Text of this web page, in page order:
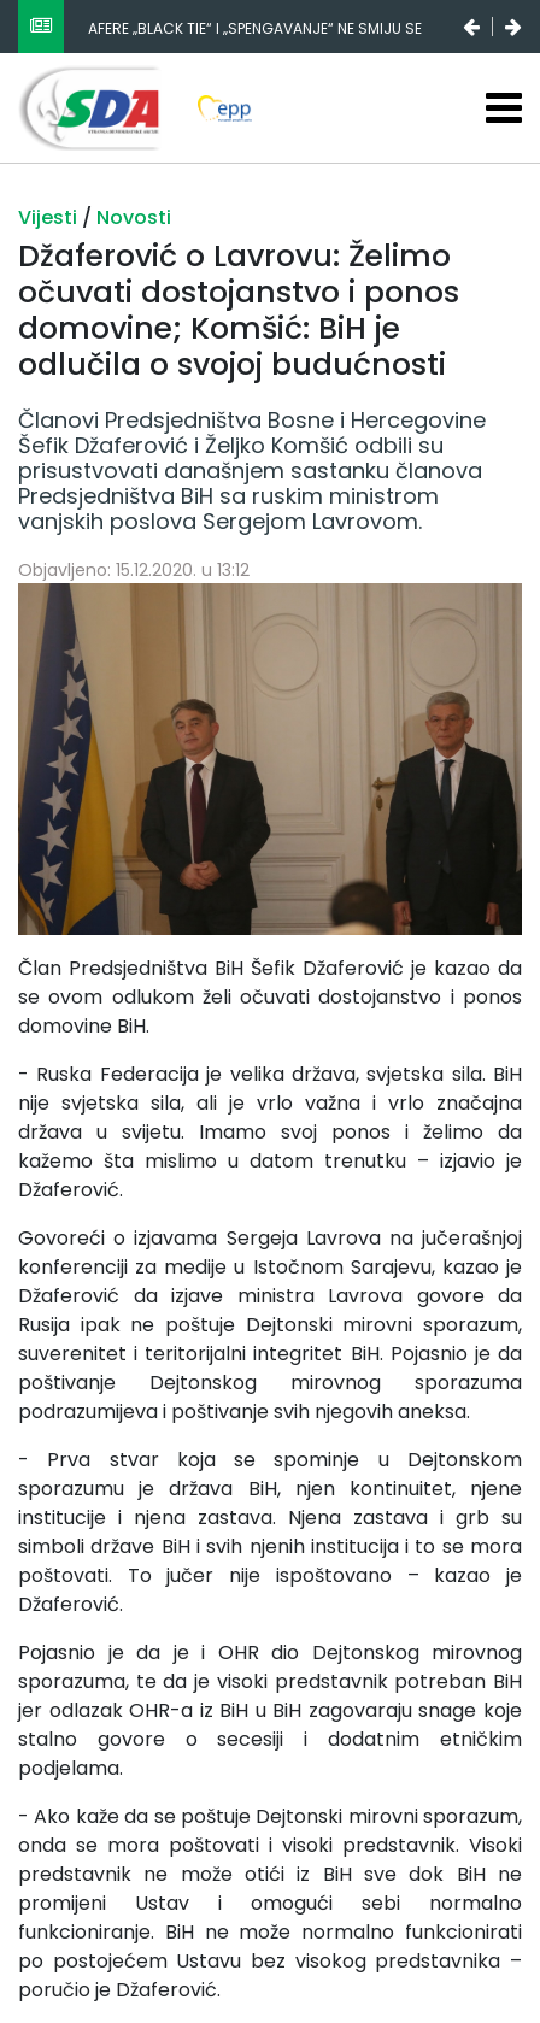
AFERE „BLACK TIE“ I „SPENGAVANJE“ NE SMIJU SE
ZATAŠKATI
Vijesti / Novosti
Džaferović o Lavrovu: Želimo
očuvati dostojanstvo i ponos
domovine; Komšić: BiH je
odlučila o svojoj budućnosti
Članovi Predsjedništva Bosne i Hercegovine
Šefik Džaferović i Željko Komšić odbili su
prisustvovati današnjem sastanku članova
Predsjedništva BiH sa ruskim ministrom
vanjskih poslova Sergejom Lavrovom.
Objavljeno: 15.12.2020. u 13:12
Član Predsjedništva BiH Šefik Džaferović je kazao da
se ovom odlukom želi očuvati dostojanstvo i ponos
domovine BiH.
- Ruska Federacija je velika država, svjetska sila. BiH
nije svjetska sila, ali je vrlo važna i vrlo značajna
država u svijetu. Imamo svoj ponos i želimo da
kažemo šta mislimo u datom trenutku – izjavio je
Džaferović.
Govoreći o izjavama Sergeja Lavrova na jučerašnjoj
konferenciji za medije u Istočnom Sarajevu, kazao je
Džaferović da izjave ministra Lavrova govore da
Rusija ipak ne poštuje Dejtonski mirovni sporazum,
suverenitet i teritorijalni integritet BiH. Pojasnio je da
poštivanje Dejtonskog mirovnog sporazuma
podrazumijeva i poštivanje svih njegovih aneksa.
- Prva stvar koja se spominje u Dejtonskom
sporazumu je država BiH, njen kontinuitet, njene
institucije i njena zastava. Njena zastava i grb su
simboli države BiH i svih njenih institucija i to se mora
poštovati. To jučer nije ispoštovano – kazao je
Džaferović.
Pojasnio je da je i OHR dio Dejtonskog mirovnog
sporazuma, te da je visoki predstavnik potreban BiH
jer odlazak OHR-a iz BiH u BiH zagovaraju snage koje
stalno govore o secesiji i dodatnim etničkim
podjelama.
- Ako kaže da se poštuje Dejtonski mirovni sporazum,
onda se mora poštovati i visoki predstavnik. Visoki
predstavnik ne može otići iz BiH sve dok BiH ne
promijeni Ustav i omogući sebi normalno
funkcioniranje. BiH ne može normalno funkcionirati
po postojećem Ustavu bez visokog predstavnika –
poručio je Džaferović.